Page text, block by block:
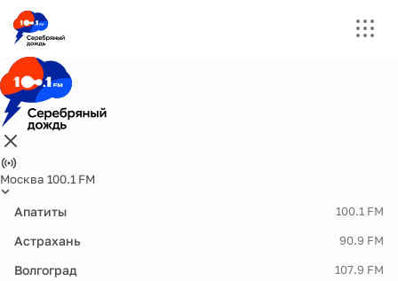
Москва 100.1 FM
Апатиты 100.1 FM
Астрахань 90.9 FM
Волгоград 107.9 FM